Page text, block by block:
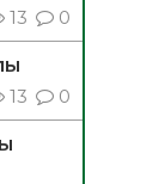
13 0
13 0